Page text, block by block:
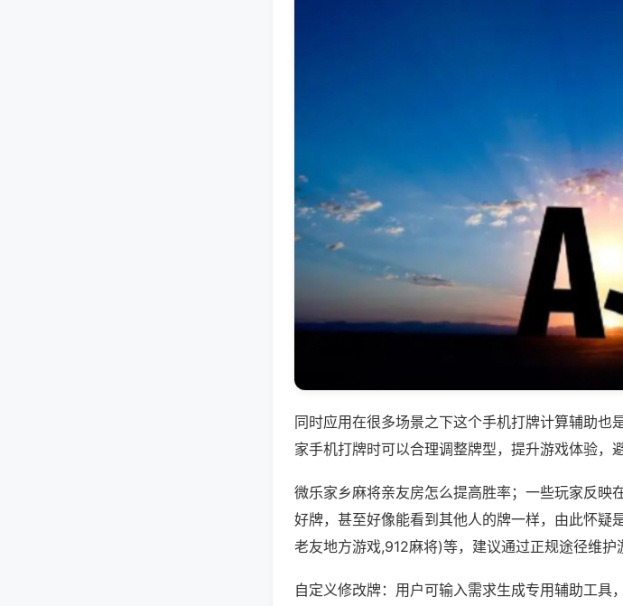
同时应用在很多场景之下这个手机打牌计算辅助也
家手机打牌时可以合理调整牌型，提升游戏体验，
微乐家乡麻将亲友房怎么提高胜率；一些玩家反映
好牌，甚至好像能看到其他人的牌一样，由此怀疑
老友地方游戏,912麻将)等，建议通过正规途径维护
自定义修改牌：用户可输入需求生成专用辅助工具